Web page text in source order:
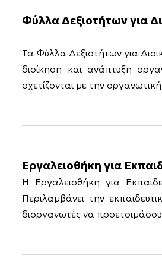
Φύλλα Δεξιοτήτων για
Τα Φύλλα Δεξιοτήτων για
διοίκηση και ανάπτυξη
σχετίζονται με την
Εργαλειοθήκη για
Η Εργαλειοθήκη για
Περιλαμβάνει την
διοργανωτές να